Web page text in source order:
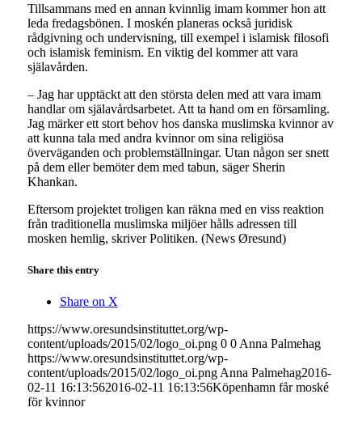
Tillsammans med en annan kvinnlig imam kommer hon att
leda fredagsbönen. I moskén planeras också juridisk
rådgivning och undervisning, till exempel i islamisk filosofi
och islamisk feminism. En viktig del kommer att vara
själavården.
– Jag har upptäckt att den största delen med att vara imam
handlar om själavårdsarbetet. Att ta hand om en församling.
Jag märker ett stort behov hos danska muslimska kvinnor av
att kunna tala med andra kvinnor om sina religiösa
överväganden och problemställningar. Utan någon ser snett
på dem eller bemöter dem med tabun, säger Sherin
Khankan.
Eftersom projektet troligen kan räkna med en viss reaktion
från traditionella muslimska miljöer hålls adressen till
mosken hemlig, skriver Politiken. (News Øresund)
Share this entry
Share on X
https://www.oresundsinstituttet.org/wp-
content/uploads/2015/02/logo_oi.png 0 0 Anna Palmehag
https://www.oresundsinstituttet.org/wp-
content/uploads/2015/02/logo_oi.png Anna Palmehag2016-
02-11 16:13:562016-02-11 16:13:56Köpenhamn får moské
för kvinnor